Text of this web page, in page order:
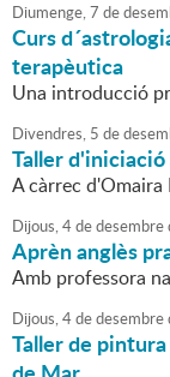
Diumenge,7 de
Curs
terapèutica
Una introducció
Divendres, 5 de
Taller
A càrrec
Dijous,4dedesembre
Aprèn anglès
Amb professora
Dijous,4dedesembre
Taller de